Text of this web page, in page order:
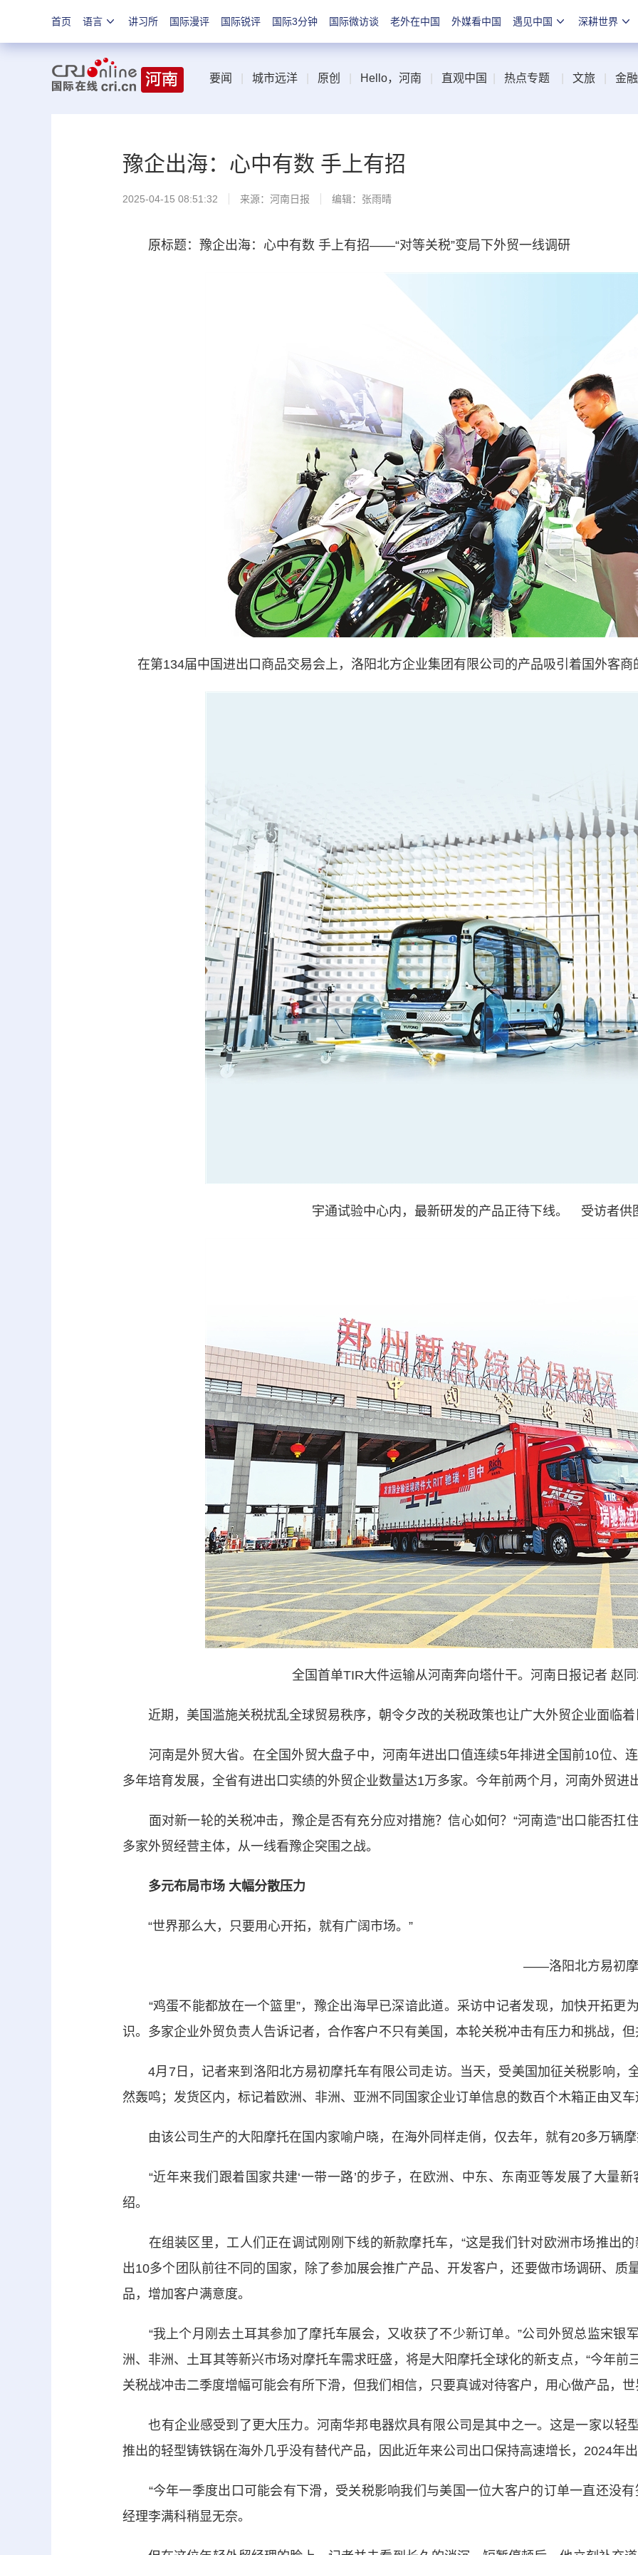
首页 语言 讲习所 国际漫评 国际锐评 国际3分钟 国际微访谈 老外在中国 外媒看中国 遇见中国 深耕世界
要闻 城市远洋 原创 Hello，河南 直观中国 热点专题 文旅 金融
豫企出海：心中有数 手上有招
2025-04-15 08:51:32 来源： 河南日报 编辑：张雨晴
原标题：豫企出海：心中有数 手上有招——“对等关税”变局下外贸一线调研
在第134届中国进出口商品交易会上，洛阳北方企业集团有限公司的产品吸引着国外客
宇通试验中心内，最新研发的产品正待下线。 受访者供
全国首单TIR大件运输从河南奔向塔什干。河南日报记者 赵
近期，美国滥施关税扰乱全球贸易秩序，朝令夕改的关税政策也让广大外贸企业面临着
河南是外贸大省。在全国外贸大盘子中，河南年进出口值连续5年排进全国前10位、
多年培育发展，全省有进出口实绩的外贸企业数量达1万多家。今年前两个月，河南外贸进
面对新一轮的关税冲击，豫企是否有充分应对措施？信心如何？“河南造”出口能否扛
多家外贸经营主体，从一线看豫企突围之战。
多元布局市场 大幅分散压力
“世界那么大，只要用心开拓，就有广阔市场。”
——洛阳北方易初摩
“鸡蛋不能都放在一个篮里”，豫企出海早已深谙此道。采访中记者发现，加快开拓更
识。多家企业外贸负责人告诉记者，合作客户不只有美国，本轮关税冲击有压力和挑战，
4月7日，记者来到洛阳北方易初摩托车有限公司走访。当天，受美国加征关税影响，
然轰鸣；发货区内，标记着欧洲、非洲、亚洲不同国家企业订单信息的数百个木箱正由叉
由该公司生产的大阳摩托在国内家喻户晓，在海外同样走俏，仅去年，就有20多万辆
“近年来我们跟着国家共建‘一带一路’的步子，在欧洲、中东、东南亚等发展了大量新
绍。
在组装区里，工人们正在调试刚刚下线的新款摩托车，“这是我们针对欧洲市场推出的
出10多个团队前往不同的国家，除了参加展会推广产品、开发客户，还要做市场调研、质
品，增加客户满意度。
“我上个月刚去土耳其参加了摩托车展会，又收获了不少新订单。”公司外贸总监宋银
洲、非洲、土耳其等新兴市场对摩托车需求旺盛，将是大阳摩托全球化的新支点，“今年前
关税战冲击二季度增幅可能会有所下滑，但我们相信，只要真诚对待客户，用心做产品，
也有企业感受到了更大压力。河南华邦电器炊具有限公司是其中之一。这是一家以轻
推出的轻型铸铁锅在海外几乎没有替代产品，因此近年来公司出口保持高速增长，2024年
“今年一季度出口可能会有下滑，受关税影响我们与美国一位大客户的订单一直还没有
经理李满科稍显无奈。